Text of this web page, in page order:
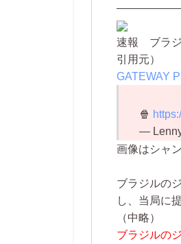
速報 ブラジ
引用元）
GATEWAY
🍿
—
画像はシャ
ブラジルの
し、当局に
（中略）
ブラジルの